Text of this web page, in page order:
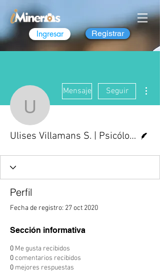
Ingresar Registrar
Ulises
Mensaje Seguir
Ulises Villamans S. | Psicólogo Ulises Villamans
Perfil
Fecha de registro: 27 oct 2020
Sección informativa
0 Me gusta recibidos
0comentarios recibidos
0 mejores respuestas